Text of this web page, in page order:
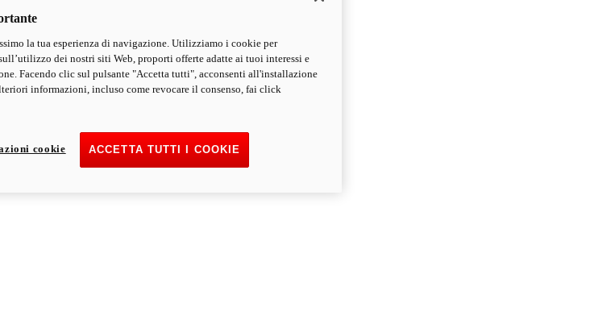
la tua esperienza di navigazione. Utilizziamo i cookie per
dei nostri siti Web, proporti offerte adatte ai tuoi interessi e
Facendo clic sul pulsante "Accetta tutti", acconsenti all'installazione
informazioni, incluso come revocare il consenso, fai click
ACCETTA TUTTI I COOKIE
cookie